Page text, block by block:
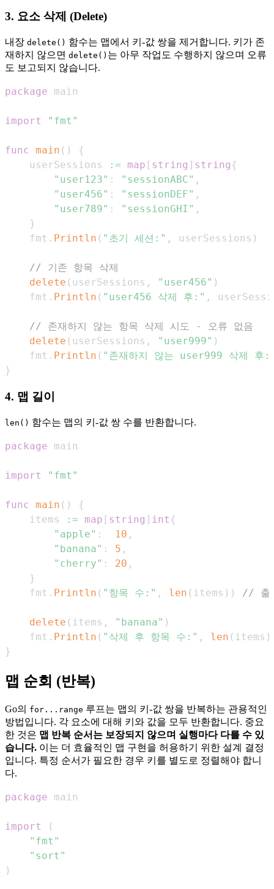
3. 요소 삭제 (Delete)
내장 delete() 함수는 맵에서 키-값 쌍을 제거합니다. 키가 존
재하지 않으면 delete() 는 아무 작업도 수행하지 않으며 오류
도 보고되지 않습니다.
package
import "fmt"
func main ( )
{
    userSessions
:= map [ string ] string {
"user123" : "sessionABC" ,
"user456" : "sessionDEF" ,
"user789" : "sessionGHI" ,
}
    fmt
. Println ( "초기 세션:" , userSessions )
// 기존 항목 삭제
delete ( userSessions , "user456" )
    fmt
. Println ( "user456 삭제 후:" ,
// 존재하지 않는 항목 삭제 시도 - 오류 없음
delete ( userSessions , "user999" )
    fmt
. Println ( "존재하지 않는 user999 삭제 후
}
4. 맵 길이
len() 함수는 맵의 키-값 쌍 수를 반환합니다.
package
import "fmt"
func main ( )
{
    items
:= map [ string ] int {
"apple" : 10 ,
"banana" : 5 ,
"cherry" : 20 ,
}
    fmt
. Println ( "항목 수:" , len ( items ) ) // 출
delete ( items , "banana" )
    fmt
. Println ( "삭제 후 항목 수:" , len ( items )
}
맵 순회 (반복)
Go의 for...range 루프는 맵의 키-값 쌍을 반복하는 관용적인
방법입니다. 각 요소에 대해 키와 값을 모두 반환합니다. 중요
한 것은 맵 반복 순서는 보장되지 않으며 실행마다 다를 수 있
습니다. 이는 더 효율적인 맵 구현을 허용하기 위한 설계 결정
입니다. 특정 순서가 필요한 경우 키를 별도로 정렬해야 합니
다.
package
import
(
"fmt"
"sort"
)